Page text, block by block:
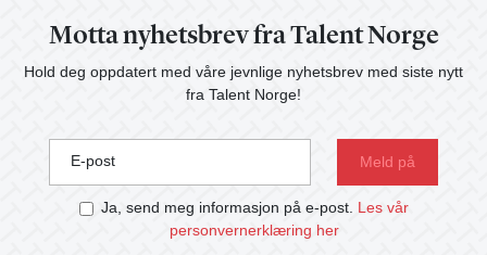
Motta nyhetsbrev fra Talent Norge
Hold deg oppdatert med våre jevnlige nyhetsbrev med siste nytt
fra Talent Norge!
E-post
Ja, send meg informasjon på e-post. Les vår
personvernerklæring her